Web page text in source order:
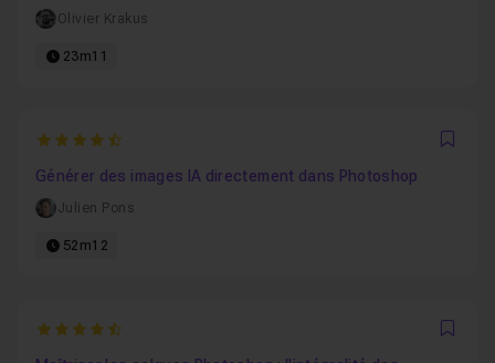
Olivier Krakus
23m11
4.6
Générer des images IA directement dans Photoshop
Julien Pons
52m12
4.859375